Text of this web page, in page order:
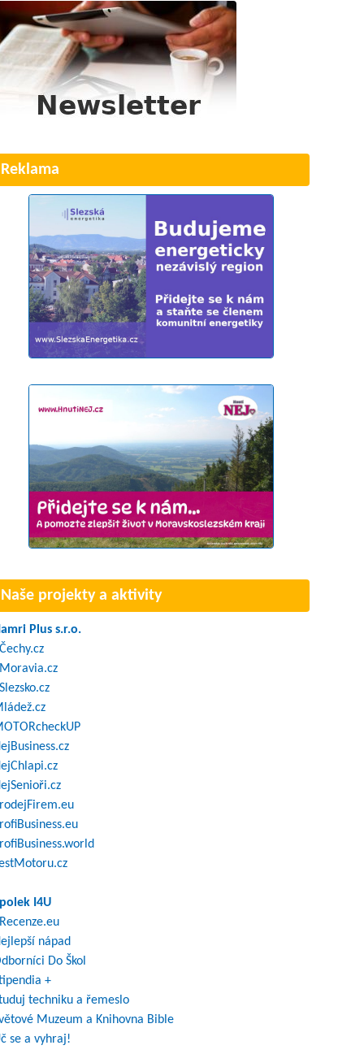
Reklama
Naše projekty a aktivity
Plus s.r.o.
I4U
nápad
Do Škol
+
techniku a řemeslo
Muzeum a Knihovna Bible
se a vyhraj!